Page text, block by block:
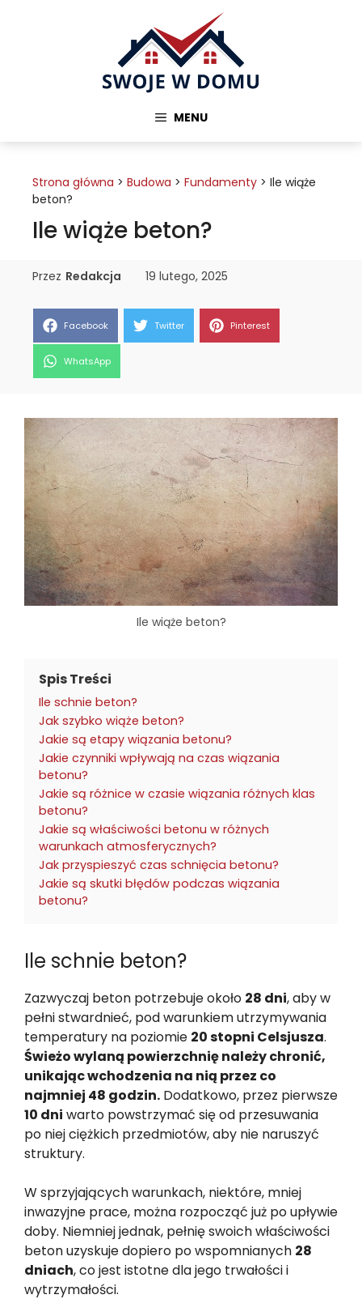
MENU
Strona główna > Budowa > Fundamenty > Ile wiąże
beton?
Ile wiąże beton?
Przez Redakcja 19 lutego, 2025
Share
on
Facebook Share
on
Twitter Share
on
Pinterest
Share
on
WhatsApp
Ile wiąże beton?
Spis Treści
Ile schnie beton?
Jak szybko wiąże beton?
Jakie są etapy wiązania betonu?
Jakie czynniki wpływają na czas wiązania
betonu?
Jakie są różnice w czasie wiązania różnych klas
betonu?
Jakie są właściwości betonu w różnych
warunkach atmosferycznych?
Jak przyspieszyć czas schnięcia betonu?
Jakie są skutki błędów podczas wiązania
betonu?
Ile schnie beton?
Zazwyczaj beton potrzebuje około 28 dni, aby w
pełni stwardnieć, pod warunkiem utrzymywania
temperatury na poziomie 20 stopni Celsjusza.
Świeżo wylaną powierzchnię należy chronić,
unikając wchodzenia na nią przez co
najmniej 48 godzin. Dodatkowo, przez pierwsze
10 dni warto powstrzymać się od przesuwania
po niej ciężkich przedmiotów, aby nie naruszyć
struktury.
W sprzyjających warunkach, niektóre, mniej
inwazyjne prace, można rozpocząć już po upływie
doby. Niemniej jednak, pełnię swoich właściwości
beton uzyskuje dopiero po wspomnianych 28
dniach, co jest istotne dla jego trwałości i
wytrzymałości.